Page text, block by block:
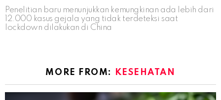
Penelitian baru menunjukkan kemungkinan ada lebih dari
12.000 kasus gejala yang tidak terdeteksi saat
lockdown dilakukan di China
MORE FROM: KESEHATAN